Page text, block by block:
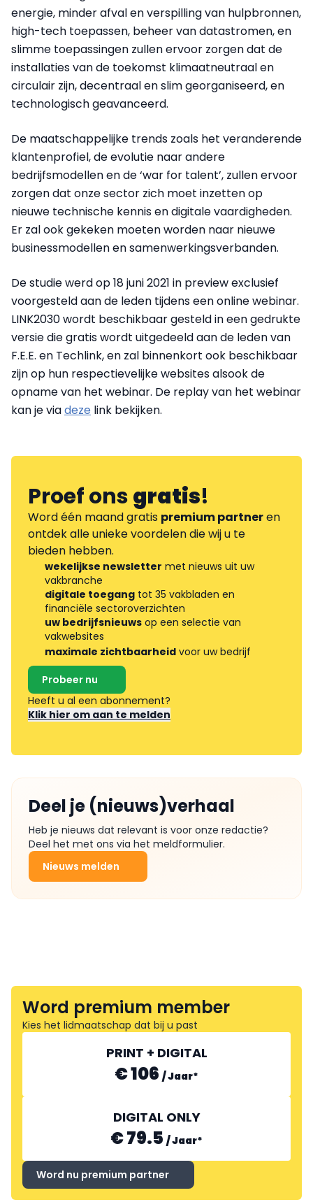
energie, minder afval en verspilling van hulpbronnen,
high-tech toepassen, beheer van datastromen, en
slimme toepassingen zullen ervoor zorgen dat de
installaties van de toekomst klimaatneutraal en
circulair zijn, decentraal en slim georganiseerd, en
technologisch geavanceerd.
De maatschappelijke trends zoals het veranderende
klantenprofiel, de evolutie naar andere
bedrijfsmodellen en de ‘war for talent’, zullen ervoor
zorgen dat onze sector zich moet inzetten op
nieuwe technische kennis en digitale vaardigheden.
Er zal ook gekeken moeten worden naar nieuwe
businessmodellen en samenwerkingsverbanden.
De studie werd op 18 juni 2021 in preview exclusief
voorgesteld aan de leden tijdens een online webinar.
LINK2030 wordt beschikbaar gesteld in een gedrukte
versie die gratis wordt uitgedeeld aan de leden van
F.E.E. en Techlink, en zal binnenkort ook beschikbaar
zijn op hun respectievelijke websites alsook de
opname van het webinar. De replay van het webinar
kan je viadeze link bekijken.
Proef onsgratis!
Word één maand gratis premium partneren
ontdek alle unieke voordelen die wij u te
bieden hebben.
wekelijkse newsletter met nieuws uit uw
vakbranche
digitale toegang tot 35 vakbladen en
financiële sectoroverzichten
uw bedrijfsnieuws op een selectie van
vakwebsites
maximale zichtbaarheid voor uw bedrijf
Probeer nu
Heeft u al een abonnement?
Klik hier om aan te melden
Deel je (nieuws)verhaal
Heb je nieuws dat relevant is voor onze redactie?
Deel het met ons via het meldformulier.
Nieuws melden
Word premium member
Kies het lidmaatschap dat bij u past
PRINT + DIGITAL
€ 106 /Jaar*
DIGITAL ONLY
€ 79.5 /Jaar*
Word nu premium partner